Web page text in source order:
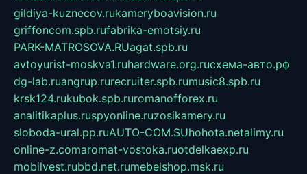
gildiya-kuznecov.rukameryboavision.ru
griffoncom.spb.rufabrika-emotsiy.ru
PARK-MATROSOVA.RUagat.spb.ru
avtoyurist-moskva1.ruhardware.org.ruсхема-авто.рф
dg-lab.ruangrup.rurecruiter.spb.rumusic8.spb.ru
krsk124.rukubok.spb.ruromanofforex.ru
analitikaplus.ruspyonline.ruzosikamery.ru
sloboda-ural.pp.ruAUTO-COM.SUhohota.netalimy.ru
online-z.comaromat-vostoka.ruotdelkaexp.ru
mobilvest.rubbd.net.rumebelshop.msk.ru